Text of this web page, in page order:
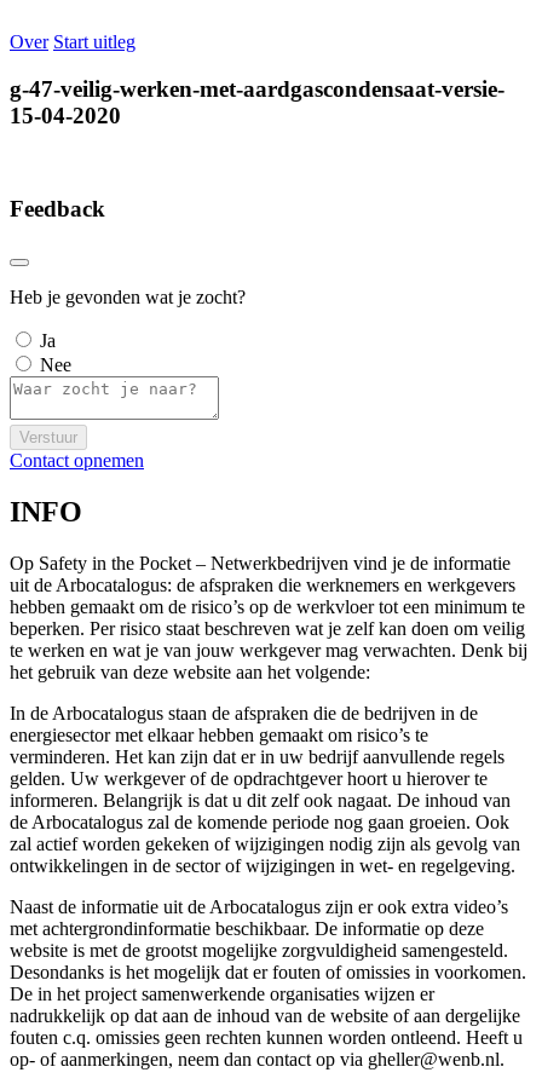
Over Start uitleg
g-47-veilig-werken-met-aardgascondensaat-versie-
15-04-2020
Feedback
Heb je gevonden wat je zocht?
Ja
Nee
Verstuur
Contact opnemen
INFO
Op Safety in the Pocket – Netwerkbedrijven vind je de informatie
uit de Arbocatalogus: de afspraken die werknemers en werkgevers
hebben gemaakt om de risico’s op de werkvloer tot een minimum te
beperken. Per risico staat beschreven wat je zelf kan doen om veilig
te werken en wat je van jouw werkgever mag verwachten. Denk bij
het gebruik van deze website aan het volgende:
In de Arbocatalogus staan de afspraken die de bedrijven in de
energiesector met elkaar hebben gemaakt om risico’s te
verminderen. Het kan zijn dat er in uw bedrijf aanvullende regels
gelden. Uw werkgever of de opdrachtgever hoort u hierover te
informeren. Belangrijk is dat u dit zelf ook nagaat. De inhoud van
de Arbocatalogus zal de komende periode nog gaan groeien. Ook
zal actief worden gekeken of wijzigingen nodig zijn als gevolg van
ontwikkelingen in de sector of wijzigingen in wet- en regelgeving.
Naast de informatie uit de Arbocatalogus zijn er ook extra video’s
met achtergrondinformatie beschikbaar. De informatie op deze
website is met de grootst mogelijke zorgvuldigheid samengesteld.
Desondanks is het mogelijk dat er fouten of omissies in voorkomen.
De in het project samenwerkende organisaties wijzen er
nadrukkelijk op dat aan de inhoud van de website of aan dergelijke
fouten c.q. omissies geen rechten kunnen worden ontleend. Heeft u
op- of aanmerkingen, neem dan contact op via gheller@wenb.nl.